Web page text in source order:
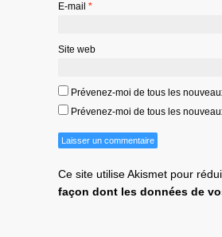
E-mail *
Site web
Prévenez-moi de tous les
Prévenez-moi de tous les
Ce site utilise Akismet pour
façon dont les données de